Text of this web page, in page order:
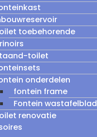
toebehorende
toilet
onderdelen
fontein frame
Fontein wastafelblad
renovatie